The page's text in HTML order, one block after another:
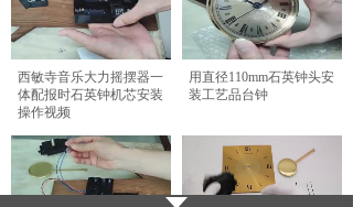
西敏寺音乐大力摇摆器一
体配报时石英钟机芯安装
操作视频
用直径110mm石英钟头安
装工艺品台钟